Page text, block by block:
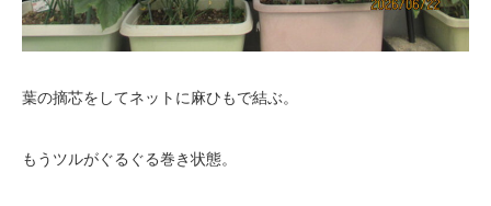
葉の摘芯をしてネットに麻ひもで結ぶ。
もうツルがぐるぐる巻き状態。